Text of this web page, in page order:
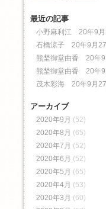
最近の記事
小野麻利江 20年9月
石橋涼子 20年9月
熊埜御堂由香 20年9
熊埜御堂由香 20年9
茂木彩海 20年9月
アーカイブ
2020年9月 (52)
2020年8月 (65)
2020年7月 (52)
2020年6月 (52)
2020年5月 (65)
2020年4月 (53)
2020年3月 (60)